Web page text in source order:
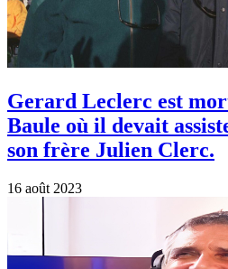
Artistes
Bon anniversaire à
Le chanteur s’est
passion: animateur
4 octobre 2022